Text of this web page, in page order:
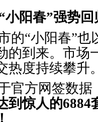
小阳春”强势回
的“小阳春”也
的到来。市场
热度持续攀升
官方网签数据
到惊人的6884